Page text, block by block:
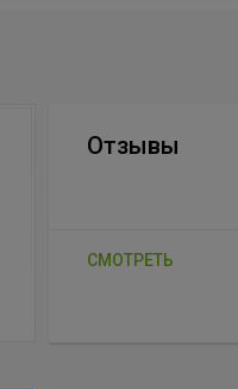
Отзывы
СМОТРЕТЬ